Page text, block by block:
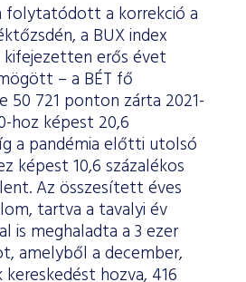
folytatódott a korrekció a
a BUX index
kifejezetten erős évet
– a BÉT fő
50 721 ponton zárta 2021-
hoz képest 20,6
a pandémia előtti utolsó
képest 10,6 százalékos
Az összesített éves
tartva a tavalyi év
is meghaladta a 3 ezer
amelyből a december,
hozva, 416